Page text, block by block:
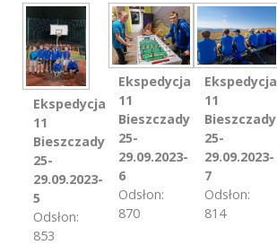
Ekspedycja
11
Bieszczady
25-
29.09.2023-
5
Odsłon:
853
Ekspedycja
11
Bieszczady
25-
29.09.2023-
6
Odsłon:
870
Ekspedycja
11
Bieszczady
25-
29.09.2023-
7
Odsłon:
814